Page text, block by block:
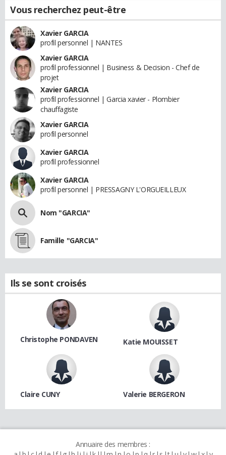
Vous recherchez peut-être
Xavier GARCIA
profil personnel | NANTES
Xavier GARCIA
profil professionnel | Business & Decision - Chef de
projet
Xavier GARCIA
profil professionnel | Garcia xavier - Plombier
chauffagiste
Xavier GARCIA
profil personnel
Xavier GARCIA
profil professionnel
Xavier GARCIA
profil personnel | PRESSAGNY L'ORGUEILLEUX
Nom "GARCIA"
Famille "GARCIA"
Ils se sont croisés
Christophe PONDAVEN Katie MOUISSET
Claire CUNY Valerie BERGERON
Annuaire des membres :